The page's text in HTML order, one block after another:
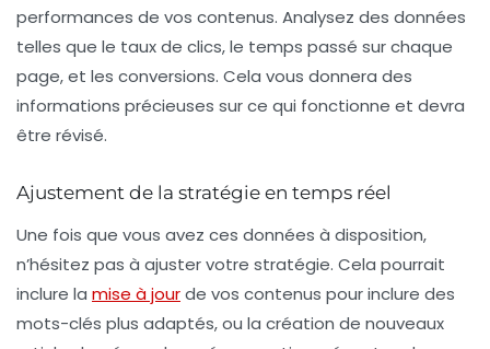
performances de vos contenus. Analysez des données
telles que le taux de clics, le temps passé sur chaque
page, et les conversions. Cela vous donnera des
informations précieuses sur ce qui fonctionne et devra
être révisé.
Ajustement de la stratégie en temps réel
Une fois que vous avez ces données à disposition,
n’hésitez pas à ajuster votre stratégie. Cela pourrait
inclure la mise à jourde vos contenus pour inclure des
mots-clés plus adaptés, ou la création de nouveaux